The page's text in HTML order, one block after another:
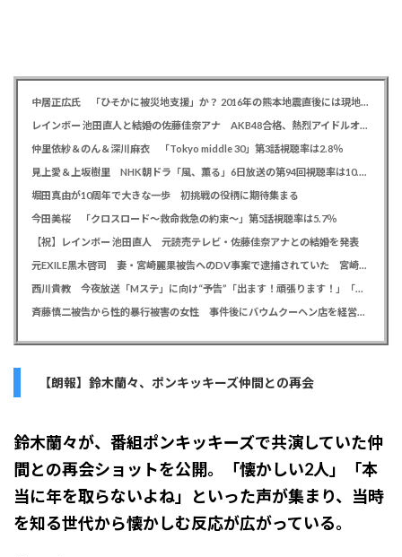
中居正広氏 「ひそかに被災地支援」か？ 2016年の熊本地震直後には現地で炊き出し 親友・松本人志の闘病に心を痛め、頻繁に連絡も
レインボー 池田直人と結婚の佐藤佳奈アナ AKB48合格、熱烈アイドルオタク「さかなちゃん」として人気に、7月末に読売テレビ退社
仲里依紗＆のん＆深川麻衣 「Tokyo middle 30」第3話視聴率は2.8％
見上愛＆上坂樹里 NHK朝ドラ「風、薫る」6日放送の第94回視聴率は10.4％
堀田真由が10周年で大きな一歩 初挑戦の役柄に期待集まる
今田美桜 「クロスロード～救命救急の約束～」第5話視聴率は5.7％
【祝】レインボー 池田直人 元読売テレビ・佐藤佳奈アナとの結婚を発表
元EXILE黒木啓司 妻・宮崎麗果被告へのDV事案で逮捕されていた 宮崎は全身打撲、頭部裂傷及び打撲、頸部損傷の怪我
西川貴教 今夜放送「Mステ」に向け“予告”「出ます！頑張ります！」「恐らくアレも着ます！」
斉藤慎二被告から性的暴行被害の女性 事件後にバウムクーヘン店を経営やTikTokでライブ配信する姿に「言葉にできない悔しさと怒り」
【朗報】鈴木蘭々、ポンキッキーズ仲間との再会
鈴木蘭々が、番組ポンキッキーズで共演していた仲
間との再会ショットを公開。「懐かしい2人」「本
当に年を取らないよね」といった声が集まり、当時
を知る世代から懐かしむ反応が広がっている。